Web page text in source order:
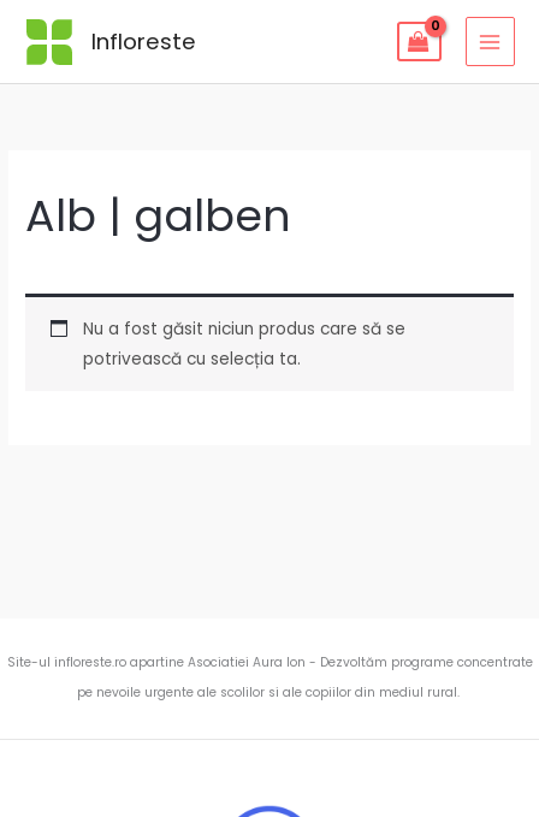
Skip
Infloreste
Alb | galben
Nu a fost găsit niciun produs care să se
potrivească cu selecția ta.
Site-ul infloreste.ro apartine Asociatiei Aura Ion - Dezvoltăm programe concentrate
pe nevoile urgente ale scolilor si ale copiilor din mediul rural.